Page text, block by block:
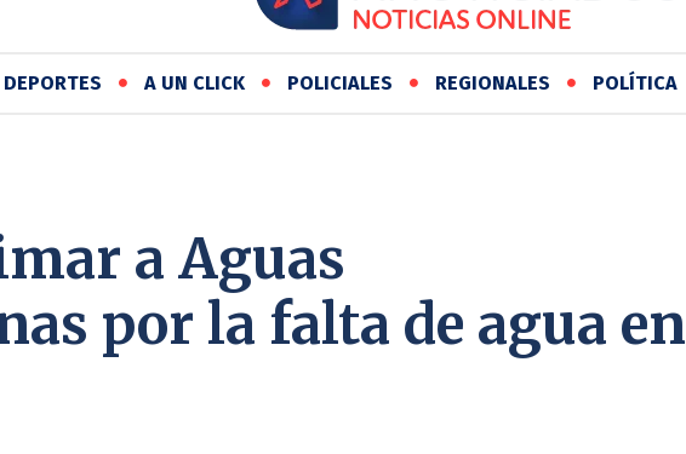
DEPORTES A UN CLICK POLICIALES REGIONALES POLÍTICA
a Aguas
por la falta de agua en